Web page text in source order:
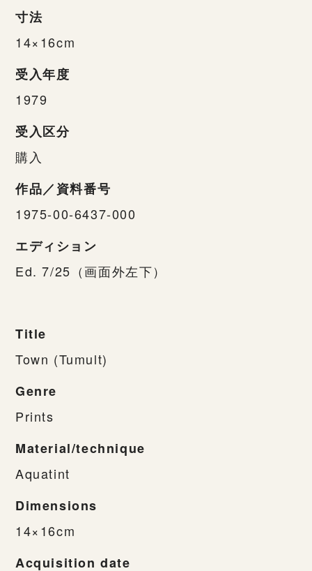
寸法
14×16cm
受入年度
1979
受入区分
購入
作品／資料番号
1975-00-6437-000
エディション
Ed. 7/25（画面外左下）
Title
Town (Tumult)
Genre
Prints
Material/technique
Aquatint
Dimensions
14×16cm
Acquisition date